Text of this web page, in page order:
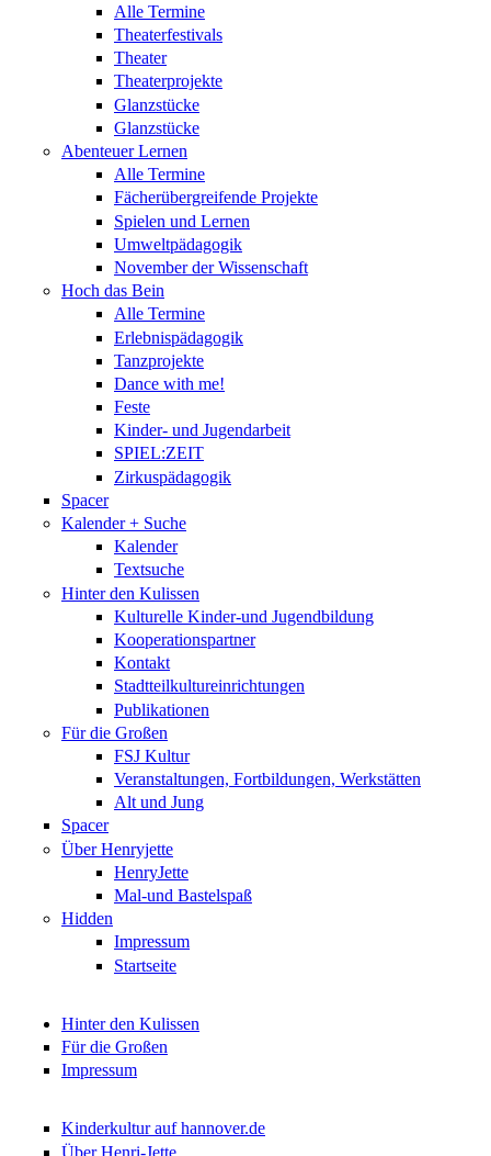
Alle Termine
Theaterfestivals
Theater
Theaterprojekte
Glanzstücke
Glanzstücke
Abenteuer Lernen
Alle Termine
Fächerübergreifende Projekte
Spielen und Lernen
Umweltpädagogik
November der Wissenschaft
Hoch das Bein
Alle Termine
Erlebnispädagogik
Tanzprojekte
Dance with me!
Feste
Kinder- und Jugendarbeit
SPIEL:ZEIT
Zirkuspädagogik
Spacer
Kalender + Suche
Kalender
Textsuche
Hinter den Kulissen
Kulturelle Kinder-und Jugendbildung
Kooperationspartner
Kontakt
Stadtteilkultureinrichtungen
Publikationen
Für die Großen
FSJ Kultur
Veranstaltungen, Fortbildungen, Werkstätten
Alt und Jung
Spacer
Über Henryjette
HenryJette
Mal-und Bastelspaß
Hidden
Impressum
Startseite
Hinter den Kulissen
Für die Großen
Impressum
Kinderkultur auf hannover.de
Über Henri-Jette